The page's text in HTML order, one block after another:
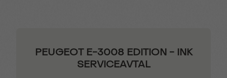
startsystem
PEUGEOT E-3008 EDITION - INK
SERVICEAVTAL